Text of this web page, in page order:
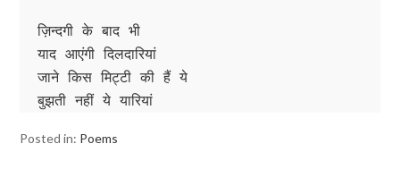
ज़िन्दगी के बाद भी
याद आएंगी दिलदारियां
जाने किस मिट्टी की हैं ये
बुझती नहीं ये यारियां
Posted in: Poems